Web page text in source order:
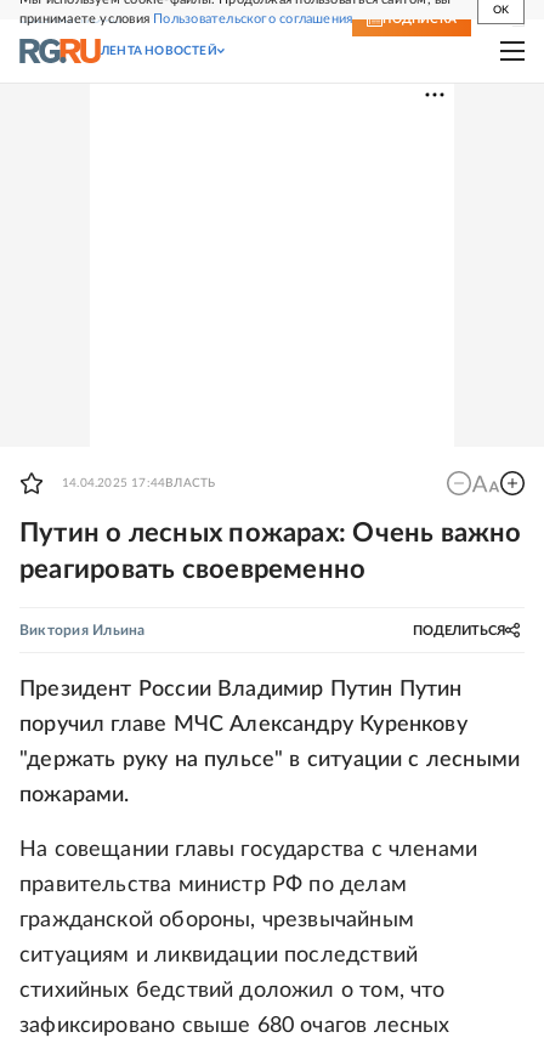
принимаете условия Пользовательского соглашения
OK
СВЕЖИЙ НОМЕР ПОДПИСКА
ЛЕНТА НОВОСТЕЙ
14.04.2025 17:44 ВЛАСТЬ
Путин о лесных пожарах: Очень важно
реагировать своевременно
Виктория Ильина ПОДЕЛИТЬСЯ
Президент России Владимир Путин Путин
поручил главе МЧС Александру Куренкову
"держать руку на пульсе" в ситуации с лесными
пожарами.
На совещании главы государства с членами
правительства министр РФ по делам
гражданской обороны, чрезвычайным
ситуациям и ликвидации последствий
стихийных бедствий доложил о том, что
зафиксировано свыше 680 очагов лесных